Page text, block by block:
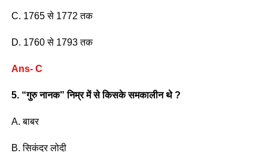
C. 1765 से 1772 तक
D. 1760 से 1793 तक
Ans- C
5. “गुरु नानक” निम्र में से किसके समकालीन थे ?
A. बाबर
B. सिकंदर लोदी